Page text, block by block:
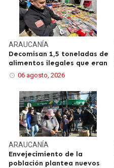
ARAUCANÍA
Decomisan 1,5 toneladas de
alimentos ilegales que eran
06 agosto, 2026
ARAUCANÍA
Envejecimiento de la
población plantea nuevos